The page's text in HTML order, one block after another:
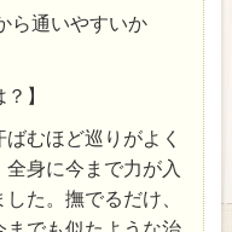
ら通いやすいか
】
むほど巡りがよく
身に今まで力が入
た。撫でるだけ、